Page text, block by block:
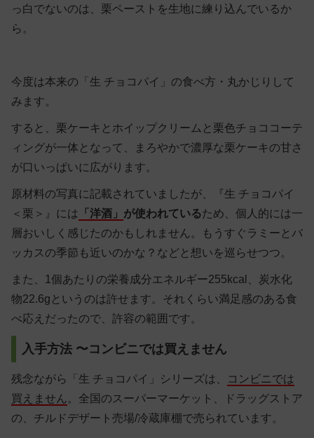
っ白でないのは、栗ペーストを生地に練り込んでいるか
ら。
今度は本来の「生 チョコパイ」の食べ方・丸かじりして
みます。
すると、栗ケーキとホイップクリームと栗色チョココーテ
ィングが一体となって、まろやかで濃厚な栗ケーキの甘さ
が口いっぱいに広がります。
原材料の写真に記載されていましたが、『生 チョコパイ
＜栗＞』には
「洋酒」 が使われているため、個人的には一
層おいしく感じたのかもしれません。もうすぐラミーとバ
ッカスの季節も近いのかな？などと想いを巡らせつつ。
また、1個あたりの栄養成分エネルギー255kcal、炭水化
物22.6gというのは許せます。それくらい満足感のある食
べ応えだったので、許容の範囲です。
入手方法 〜コンビニでは買えません
残念ながら「生 チョコパイ」シリーズは、
コンビニでは
買えません。全国のスーパーマーケット、ドラッグストア
の、チルドデザート売場/冷蔵庫棚で売られています。